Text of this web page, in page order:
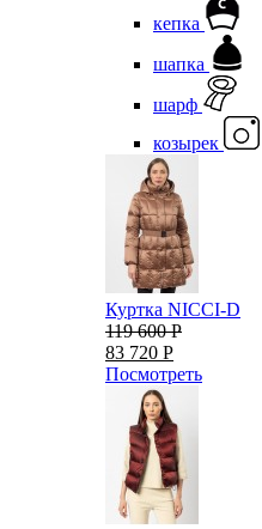
кепка
шапка
шарф
козырек
Куртка NICCI-D
119 600 Р
83 720 Р
Посмотреть